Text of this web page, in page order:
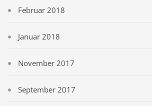
Februar 2018
Januar 2018
November 2017
September 2017